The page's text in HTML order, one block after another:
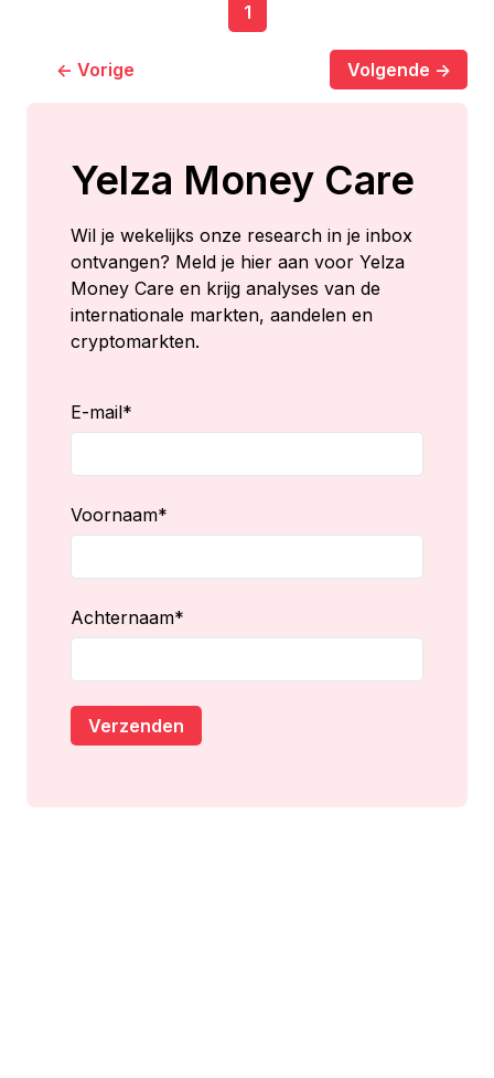
1
<- Vorige Volgende ->
Yelza Money Care
Wil je wekelijks onze research in je inbox
ontvangen? Meld je hier aan voor Yelza
Money Care en krijg analyses van de
internationale markten, aandelen en
cryptomarkten.
E-mail*
Voornaam*
Achternaam*